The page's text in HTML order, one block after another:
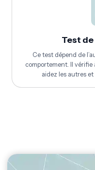
Test
Ce test dépend de
comportement. Il vérifie
aidez les autres